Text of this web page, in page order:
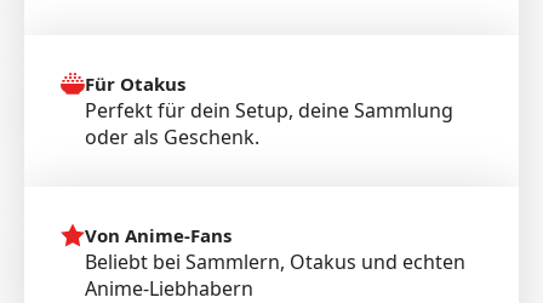
Für Otakus
Perfekt für dein Setup, deine Sammlung
oder als Geschenk.
Von Anime-Fans
Beliebt bei Sammlern, Otakus und echten
Anime-Liebhabern